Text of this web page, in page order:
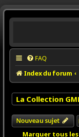
FAQ
Index du forum
La Collection
Nouveau sujet
Marquer tous